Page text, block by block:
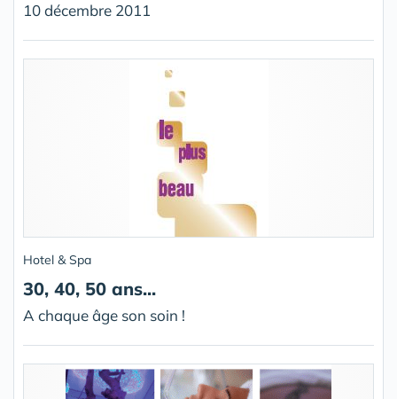
10 décembre 2011
Hotel & Spa
30, 40, 50 ans...
A chaque âge son soin !